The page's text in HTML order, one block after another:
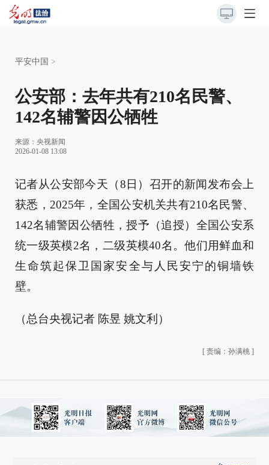
平安中国 >
公安部：去年共有210名民警、
142名辅警因公牺牲
来源： 央视新闻
2026-01-08 13:08
记者从公安部今天（8日）召开的新闻发布会上
获悉，2025年，全国公安机关共有210名民警、
142名辅警因公牺牲，授予（追授）全国公安系
统一级英模2名，二级英模40名。他们用鲜血和
生命筑起保卫国家安全与人民安宁的铜墙铁
壁。
（总台央视记者 陈昱 姚文利）
[ 责编：孙满桃 ]